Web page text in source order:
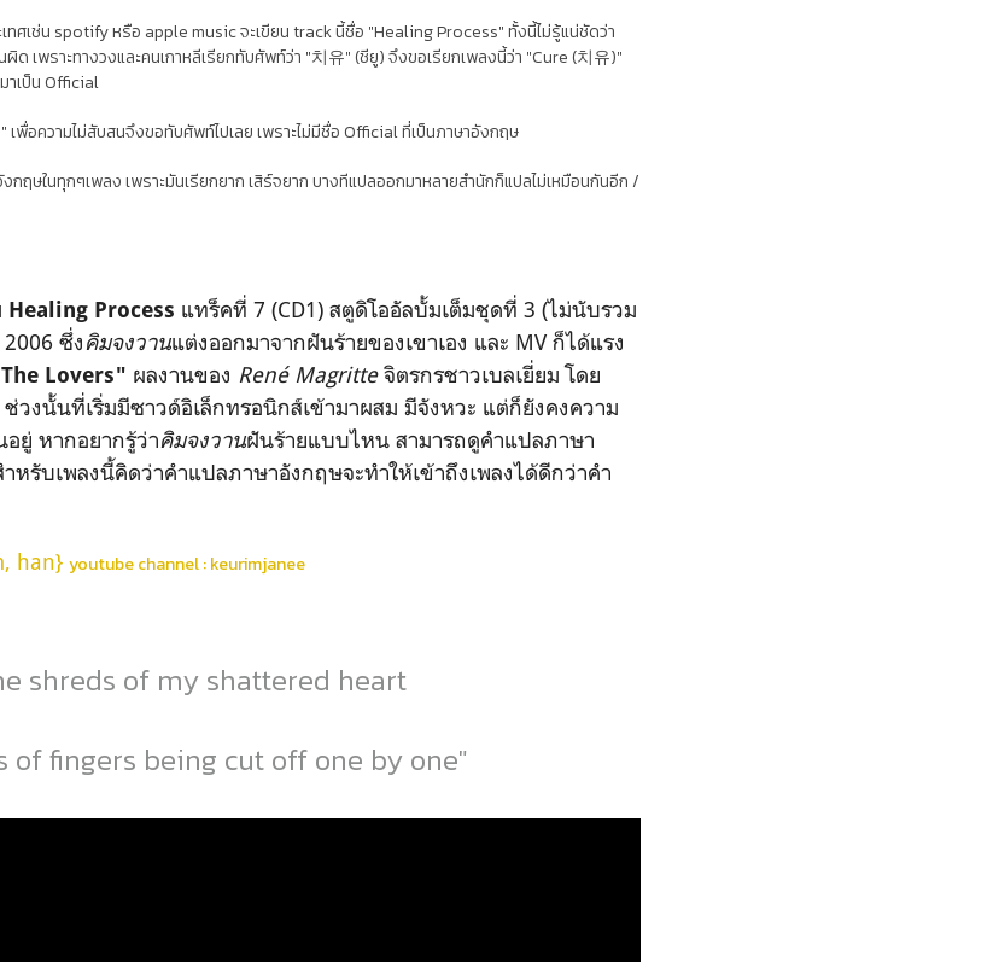
ทศเช่น spotify หรือ apple music จะเขียน track นี้ชื่อ "Healing Process" ทั้งนี้ไม่รู้แน่ชัดว่า
เพราะทางวงและคนเกาหลีเรียกทับศัพท์ว่า "치유" (ชียู) จึงขอเรียกเพลงนี้ว่า "Cure (치유)"
เป็น Official
พื่อความไม่สับสนจึงขอทับศัพท์ไปเลย เพราะไม่มีชื่อ Official ที่เป็นภาษาอังกฤษ
กฤษในทุกๆเพลง เพราะมันเรียกยาก เสิร์จยาก บางทีแปลออกมาหลายสำนักก็แปลไม่เหมือนกันอีก /
Healing Process แทร็คที่ 7 (CD1) สตูดิโออัลบั้มเต็มชุดที่ 3 (ไม่นับรวม
ซึ่งคิมจงวานแต่งออกมาจากฝันร้ายของเขาเอง และ MV ก็ได้แรง
The Lovers" ผลงานของ René Magritteจิตรกรชาวเบลเยี่ยม โดย
วงนั้นที่เริ่มมีซาวด์อิเล็กทรอนิกส์เข้ามาผสม มีจังหวะ แต่ก็ยังคงความ
ยู่ หากอยากรู้ว่าคิมจงวานฝันร้ายแบบไหน สามารถดูคำแปลภาษา
หรับเพลงนี้คิดว่าคำแปลภาษาอังกฤษจะทำให้เข้าถึงเพลงได้ดีกว่าคำ
han} youtube channel : keurimjanee
shreds of my shattered heart
of fingers being cut off one by one"